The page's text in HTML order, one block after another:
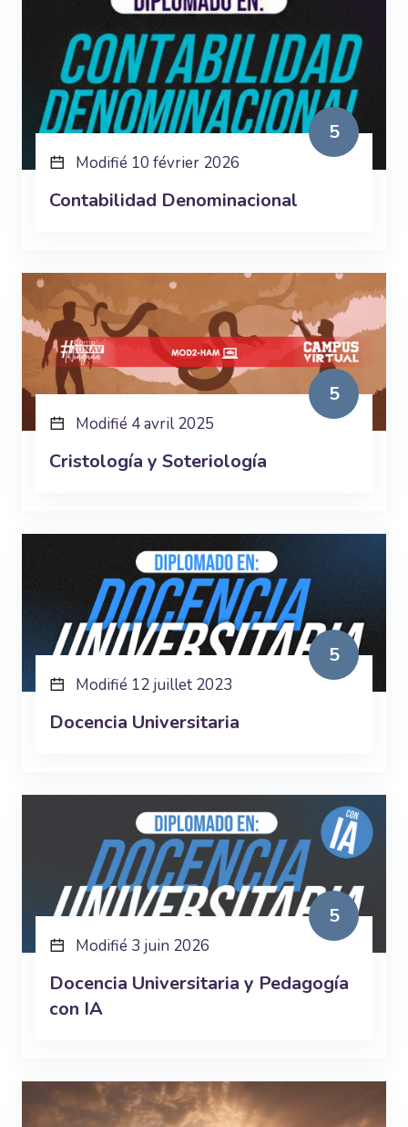
Modifié 10 février 2026
Contabilidad Denominacional
5
Modifié 4 avril 2025
Cristología y Soteriología
5
Modifié 12 juillet 2023
Docencia Universitaria
5
Modifié 3 juin 2026
Docencia Universitaria y Pedagogía
con IA
5